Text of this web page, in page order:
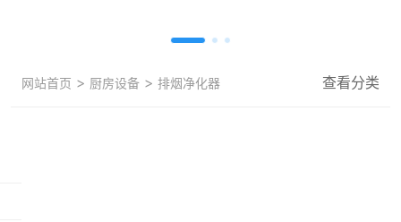
网站首页 > 厨房设备 > 排烟净化器 查看分类